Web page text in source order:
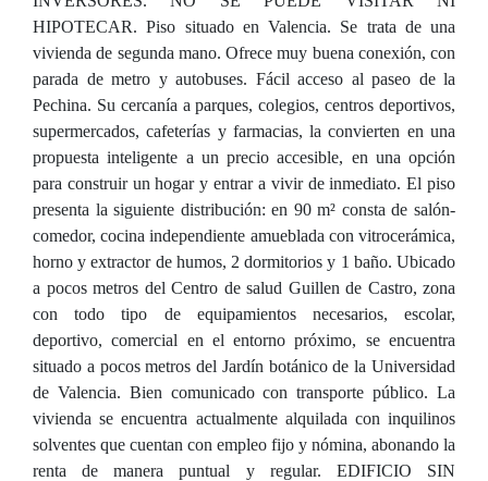
HIPOTECAR. Piso situado en Valencia. Se trata de una
vivienda de segunda mano. Ofrece muy buena conexión, con
parada de metro y autobuses. Fácil acceso al paseo de la
Pechina. Su cercanía a parques, colegios, centros deportivos,
supermercados, cafeterías y farmacias, la convierten en una
propuesta inteligente a un precio accesible, en una opción
para construir un hogar y entrar a vivir de inmediato. El piso
presenta la siguiente distribución: en 90 m² consta de salón-
comedor, cocina independiente amueblada con vitrocerámica,
horno y extractor de humos, 2 dormitorios y 1 baño. Ubicado
a pocos metros del Centro de salud Guillen de Castro, zona
con todo tipo de equipamientos necesarios, escolar,
deportivo, comercial en el entorno próximo, se encuentra
situado a pocos metros del Jardín botánico de la Universidad
de Valencia. Bien comunicado con transporte público. La
vivienda se encuentra actualmente alquilada con inquilinos
solventes que cuentan con empleo fijo y nómina, abonando la
renta de manera puntual y regular. EDIFICIO SIN